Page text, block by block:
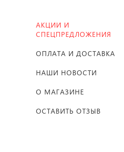
АКЦИИ И
СПЕЦПРЕДЛОЖЕНИЯ
ОПЛАТА И ДОСТАВКА
НАШИ НОВОСТИ
О МАГАЗИНЕ
ОСТАВИТЬ ОТЗЫВ